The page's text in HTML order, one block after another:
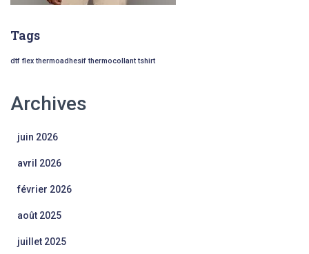
Tags
dtf flex thermoadhesif thermocollant tshirt
Archives
juin 2026
avril 2026
février 2026
août 2025
juillet 2025